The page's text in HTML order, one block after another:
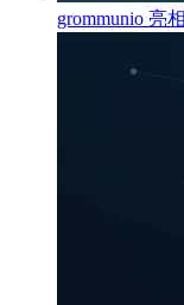
grommunio 亮